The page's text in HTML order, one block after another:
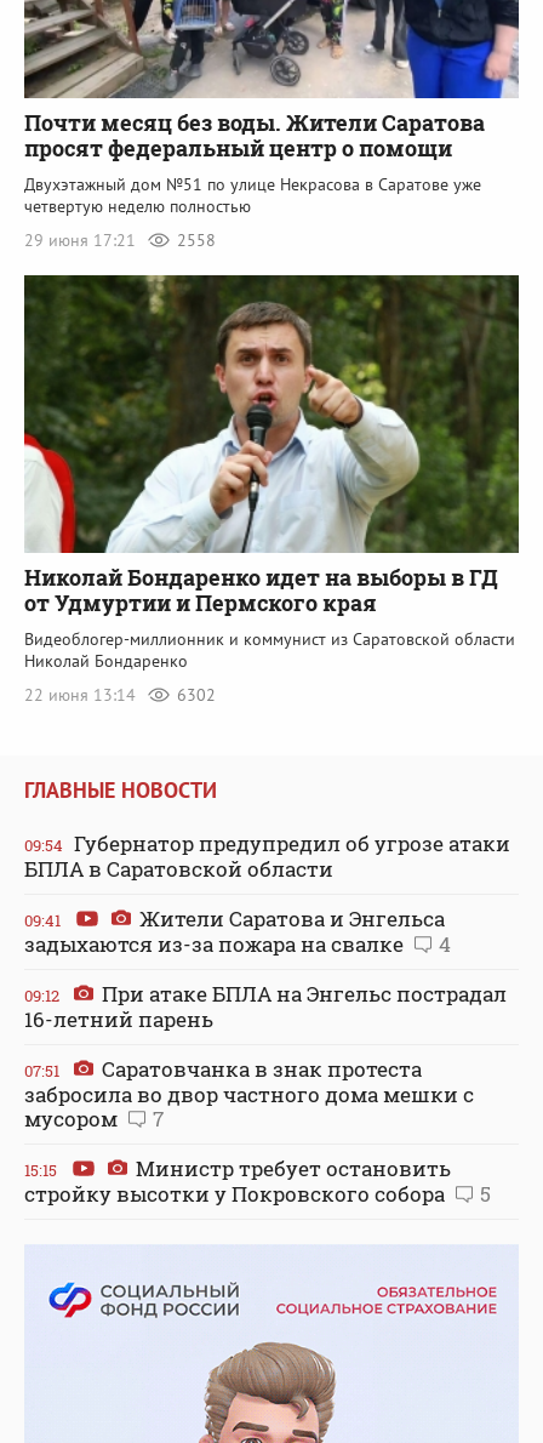
Почти месяц без воды. Жители Саратова
просят федеральный центр о помощи
Двухэтажный дом №51 по улице Некрасова в Саратове уже
четвертую неделю полностью
29 июня 17:21
2558
Николай Бондаренко идет на выборы в ГД
от Удмуртии и Пермского края
Видеоблогер-миллионник и коммунист из Саратовской области
Николай Бондаренко
22 июня 13:14
6302
ГЛАВНЫЕ НОВОСТИ
09:54 Губернатор предупредил об угрозе атаки
БПЛА в Саратовской области
09:41
Жители Саратова и Энгельса
задыхаются из-за пожара на свалке
4
09:12
При атаке БПЛА на Энгельс пострадал
16-летний парень
07:51
Саратовчанка в знак протеста
забросила во двор частного дома мешки с
мусором
7
15:15
Министр требует остановить
стройку высотки у Покровского собора
5